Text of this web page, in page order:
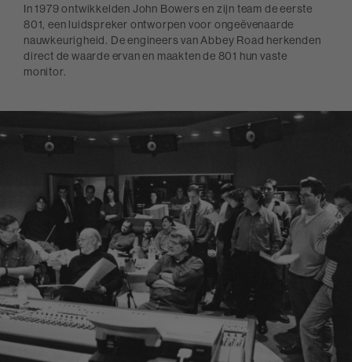
In 1979 ontwikkelden John Bowers en zijn team de eerste
801, een luidspreker ontworpen voor ongeëvenaarde
nauwkeurigheid. De engineers van Abbey Road herkenden
direct de waarde ervan en maakten de 801 hun vaste
monitor.